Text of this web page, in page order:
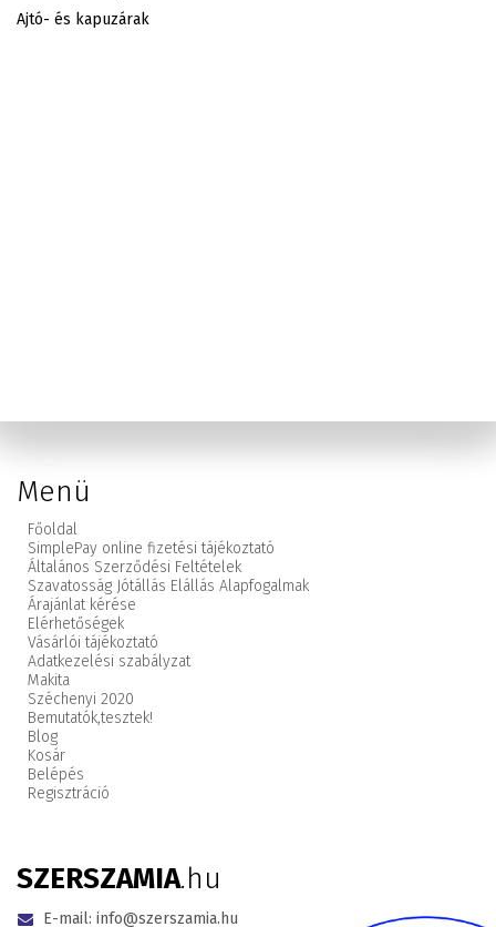
Ajtó- és kapuzárak
Menü
Főoldal
SimplePay online fizetési tájékoztató
Általános Szerződési Feltételek
Szavatosság Jótállás Elállás Alapfogalmak
Árajánlat kérése
Elérhetőségek
Vásárlói tájékoztató
Adatkezelési szabályzat
Makita
Széchenyi 2020
Bemutatók,tesztek!
Blog
Kosár
Belépés
Regisztráció
SZERSZAMIA.hu
E-mail: info@szerszamia.hu